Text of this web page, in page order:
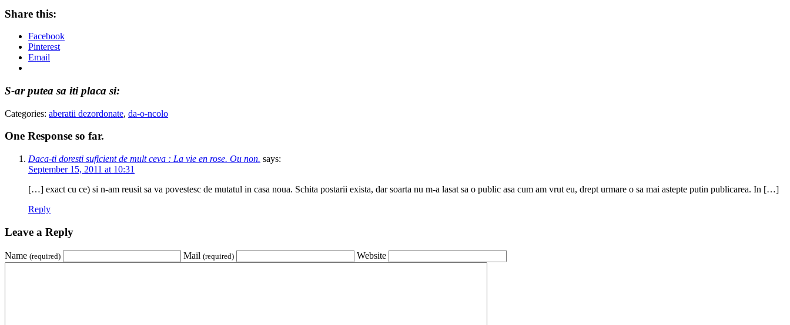
Share this:
Facebook
Pinterest
Email
S-ar putea sa iti placa si:
Categories: aberatii dezordonate, da-o-ncolo
One Response so far.
Daca-ti doresti suficient de mult ceva : La vie en rose. Ou non. says:
September 15, 2011 at 10:31
[…] exact cu ce) si n-am reusit sa va povestesc de mutatul in casa noua. Schita postarii exista, dar soarta nu m-a lasat sa o public asa cum am vrut eu, drept urmare o sa mai astepte putin publicarea. In […]
Reply
Leave a Reply
Name (required) Mail (required) Website